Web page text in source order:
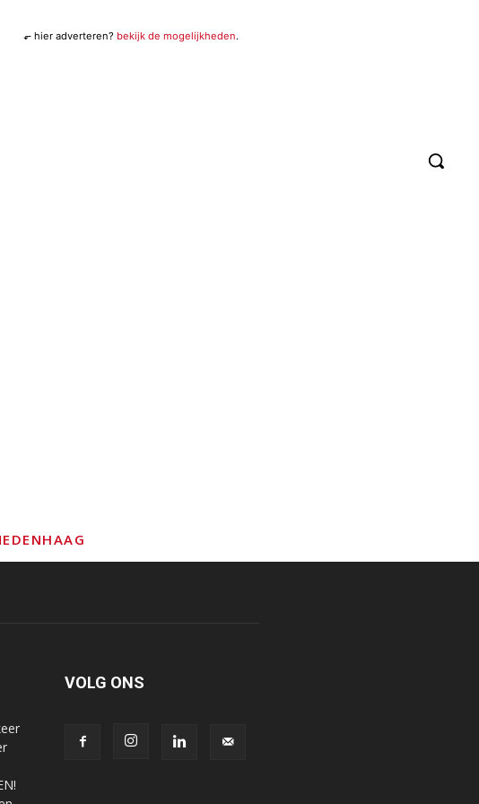
⬐ hier adverteren? bekijk de mogelijkheden.
VOLG ONS